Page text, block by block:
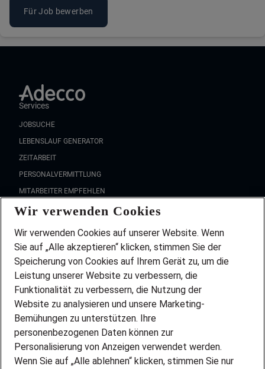
Für Job bewerben
Services
JOBSUCHE
LEBENSLAUF GENERATOR
ZEITARBEIT
PERSONALVERMITTLUNG
MITARBEITER EMPFEHLEN
FAQ
Wir stellen ein!
DEINE BERUFSGRUPPE
DEINE LEBENSSITUATION
PARTNERSHIP WITH AIRBUS
INITIATIV BEWERBEN
ÜBER UNS
STANDORTE
BLOG
Wir verwenden Cookies
Wir verwenden Cookies auf unserer Website. Wenn
Sie auf „Alle akzeptieren“ klicken, stimmen Sie der
Speicherung von Cookies auf Ihrem Gerät zu, um die
Leistung unserer Website zu verbessern, die
Funktionalität zu verbessern, die Nutzung der
Website zu analysieren und unsere Marketing-
Bemühungen zu unterstützen. Ihre
personenbezogenen Daten können zur
Personalisierung von Anzeigen verwendet werden.
Wenn Sie auf „Alle ablehnen“ klicken, stimmen Sie nur